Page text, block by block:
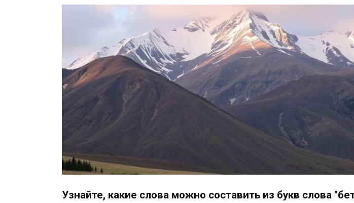
Узнайте, какие слова можно составить из букв слова